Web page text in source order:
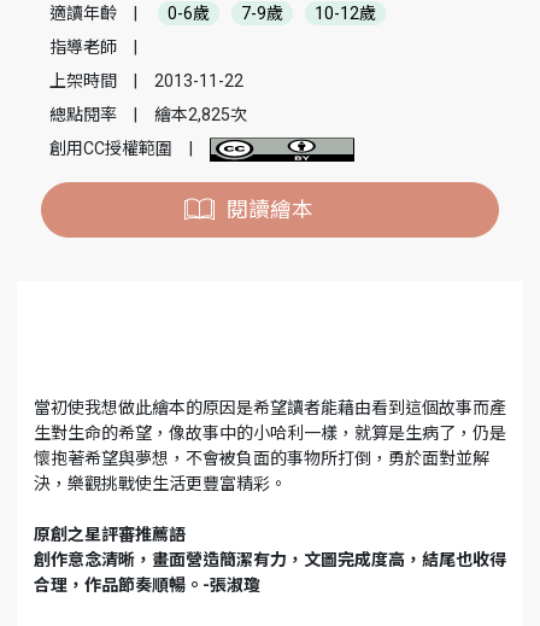
適讀年齡
0-6歲 7-9歲
10-12歲
指導老師
上架時間
2013-11-22
總點閱率
繪本2,825次
創用CC授權範圍
閱讀繪本
當初使我想做此繪本的原因是希望讀者能藉由看到這個故事而產
生對生命的希望，像故事中的小哈利一樣，就算是生病了，仍是
懷抱著希望與夢想，不會被負面的事物所打倒，勇於面對並解
決，樂觀挑戰使生活更豐富精彩。
原創之星評審推薦語
創作意念清晰，畫面營造簡潔有力，文圖完成度高，結尾也收得
合理，作品節奏順暢。-張淑瓊